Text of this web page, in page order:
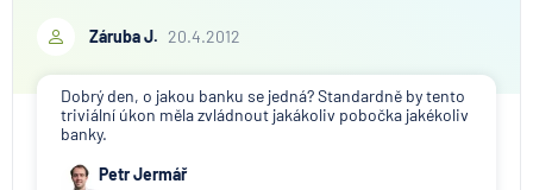
Záruba J. 20.4.2012
Dobrý den, o jakou banku se jedná? Standardně by tento
triviální úkon měla zvládnout jakákoliv pobočka jakékoliv
banky.
Petr Jermář